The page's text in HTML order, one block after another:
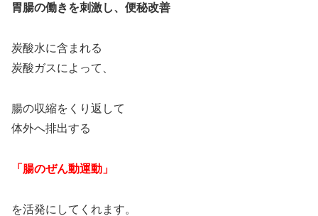
胃腸の働きを刺激し、便秘改善
炭酸水に含まれる
炭酸ガスによって、
腸の収縮をくり返して
体外へ排出する
「腸のぜん動運動」
を活発にしてくれます。